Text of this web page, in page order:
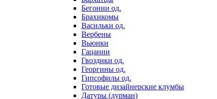
Бегонии од.
Брахикомы
Васильки од.
Вербены
Вьюнки
Гацании
Гвоздики од.
Георгины од.
Гипсофилы од.
Готовые дизайнерские клумбы
Датуры (дурман)